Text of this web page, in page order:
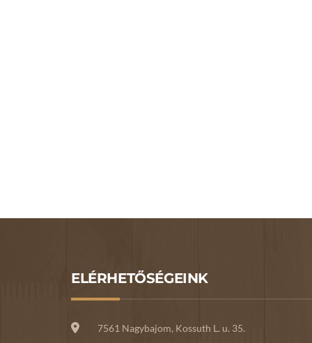
ELÉRHETŐSÉGEINK
7561 Nagybajom, Kossuth L. u. 35.